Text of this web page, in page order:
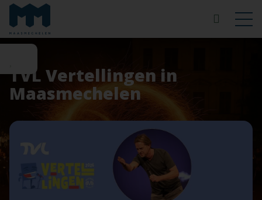
TVL Vertellingen in
Maasmechelen